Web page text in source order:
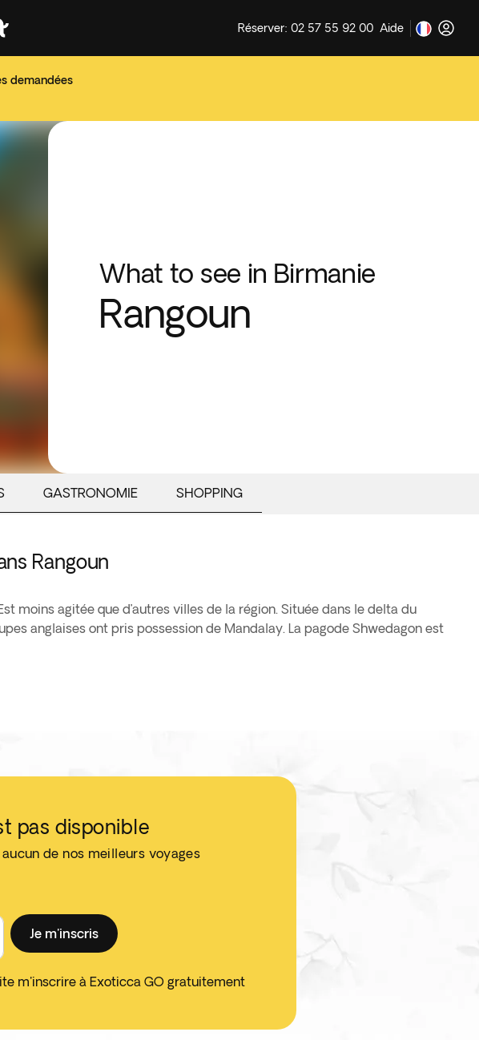
demandées
Réserver: 02 57 55 92 00 Aide
What to see in Birmanie
Rangoun
GASTRONOMIE SHOPPING
Rangoun
moins agitée que d’autres villes de la région. Située dans le delta du
anglaises ont pris possession de Mandalay. La pagode Shwedagon est
pas disponible
de nos meilleurs voyages
Je m'inscris
m'inscrire à Exoticca GO gratuitement